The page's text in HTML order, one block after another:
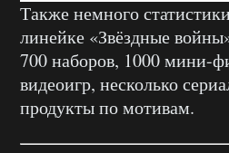
Также немного
линейке «Звёздные
700 наборов, 1000 мини-
видеоигр, несколько
продукты по мотивам.